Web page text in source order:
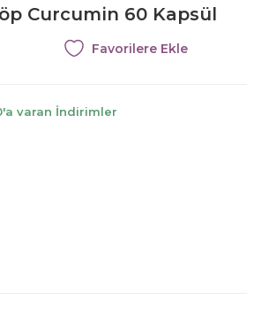
Curcumin 60 Kapsül
varan İndirimler